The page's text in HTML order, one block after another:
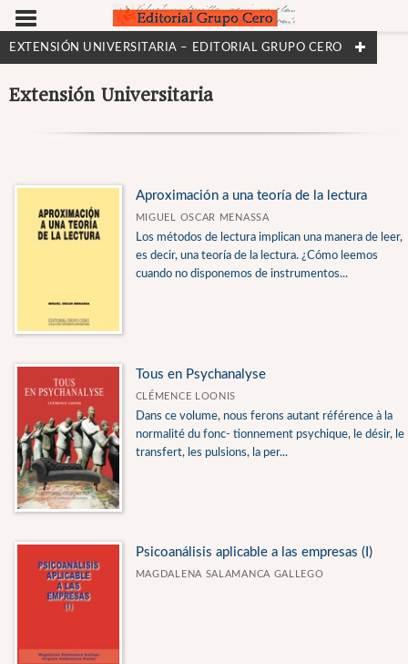
EXTENSIÓN UNIVERSITARIA – EDITORIAL GRUPO CERO
CATEGORÍAS
Psicoanálisis
NUESTRAS COLECCIONES
Extensión Universitaria
Français 2020
Hoy en la cultura
Leyendo a Lacan
Ver todas... (11)
Extensión Universitaria
Aproximación a una teoría de la lectura
MIGUEL OSCAR MENASSA
Los métodos de lectura implican una manera de leer,
es decir, una teoría de la lectura. ¿Cómo leemos
cuando no disponemos de instrumentos...
Tous en Psychanalyse
CLÉMENCE LOONIS
Dans ce volume, nous ferons autant référence à la
normalité du fonc- tionnement psychique, le désir, le
transfert, les pulsions, la per...
Psicoanálisis aplicable a las empresas (I)
MAGDALENA SALAMANCA GALLEGO